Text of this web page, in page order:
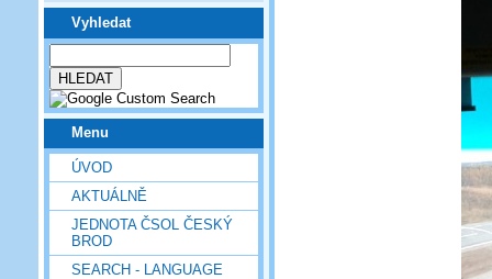
Vyhledat
Menu
ÚVOD
AKTUÁLNĚ
JEDNOTA ČSOL ČESKÝ
BROD
SEARCH - LANGUAGE